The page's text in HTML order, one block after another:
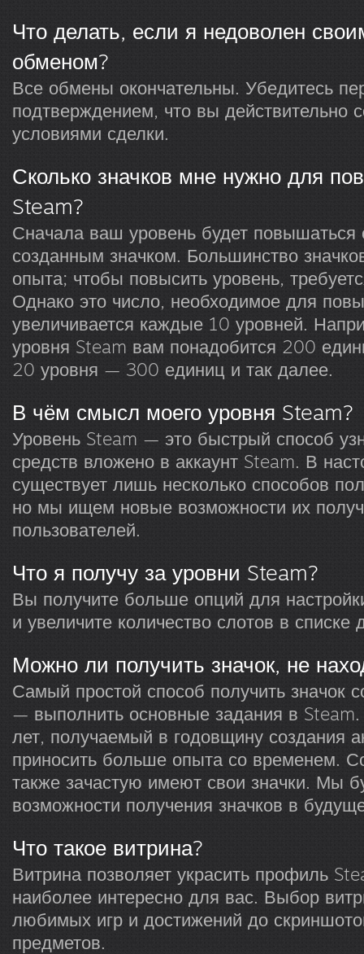
Что делать, если я недоволен
обменом?
Все обмены окончательны. Убедитесь
подтверждением, что вы действительно
условиями сделки.
Сколько значков мне нужно для
Steam?
Сначала ваш уровень будет
созданным значком. Большинство
опыта; чтобы повысить уровень,
Однако это число, необходимое для
увеличивается каждые 10 уровней.
уровня Steam вам понадобится 200
20 уровня — 300 единиц и так далее.
В чём смысл моего уровня Steam?
Уровень Steam — это быстрый способ
средств вложено в аккаунт Steam. В
существует лишь несколько способов
но мы ищем новые возможности их
пользователей.
Что я получу за уровни Steam?
Вы получите больше опций для
и увеличите количество слотов в списке
Можно ли получить значок, не
Самый простой способ получить значок
— выполнить основные задания в Steam.
лет, получаемый в годовщину создания
приносить больше опыта со временем.
также зачастую имеют свои значки. Мы
возможности получения значков в
Что такое витрина?
Витрина позволяет украсить профиль
наиболее интересно для вас. Выбор
любимых игр и достижений до
предметов.